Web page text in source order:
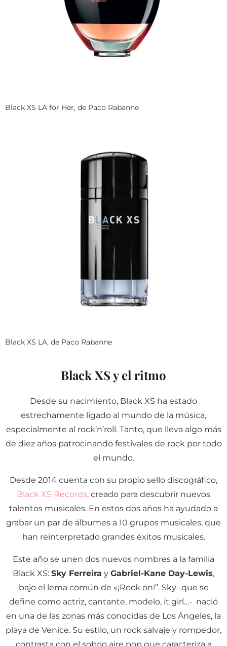
Black XS LA for Her, de Paco Rabanne
Black XS LA, de Paco Rabanne
Black XS y el ritmo
Desde su nacimiento, Black XS ha estado
estrechamente ligado al mundo de la música,
especialmente al rock’n’roll. Tanto, que lleva algo más
de diez años patrocinando festivales de rock por todo
el mundo.
Desde 2014 cuenta con su propio sello discográfico,
Black XS Records, creado para descubrir nuevos
talentos musicales. En estos dos años ha ayudado a
grabar un par de álbumes a 10 grupos musicales, que
han reinterpretado grandes éxitos musicales.
Este año se unen dos nuevos nombres a la familia
Black XS: Sky Ferreira y Gabriel-Kane Day-Lewis,
bajo el lema común de «¡Rock on!”. Sky -que se
define como actriz, cantante, modelo, it girl…- nació
en una de las zonas más conocidas de Los Ángeles, la
playa de Venice. Su estilo, un rock salvaje y rompedor,